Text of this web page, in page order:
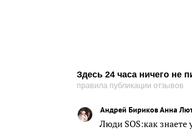
Здесь 24 часа ничего не
правила публикации отзывов
Андрей Бириков Анна
Люди SOS:как знаете